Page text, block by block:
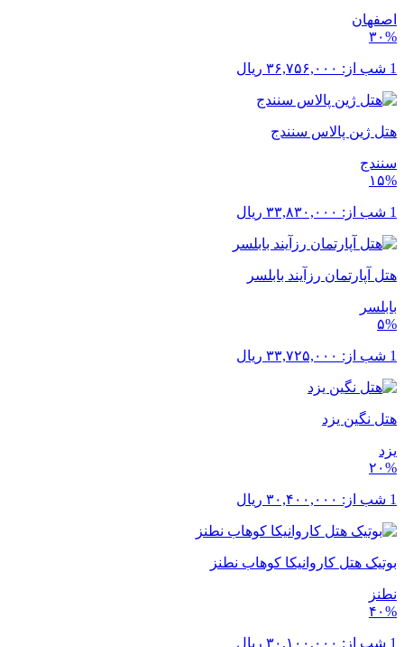
اصفهان
۳۰%
1 شب از: ۳۶,۷۵۶,۰۰۰ ریال
هتل ژین پالاس سنندج
سنندج
۱۵%
1 شب از: ۳۳,۸۳۰,۰۰۰ ریال
هتل آپارتمان رزآیند بابلسر
بابلسر
۵%
1 شب از: ۳۳,۷۲۵,۰۰۰ ریال
هتل نگین یزد
یزد
۲۰%
1 شب از: ۳۰,۴۰۰,۰۰۰ ریال
بوتیک هتل کاروانیکا کوهاب نطنز
نطنز
۴۰%
1 شب از: ۳۰,۱۰۰,۰۰۰ ریال